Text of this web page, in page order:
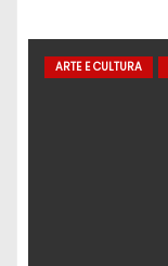
ARTE E CULTURA